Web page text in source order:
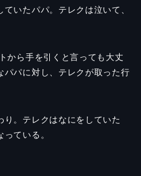
いたパパ。テレクは泣いて、
から手を引くと言っても大丈
パパに対し、テレクが取った行
り。テレクはなにをしていた
ている。